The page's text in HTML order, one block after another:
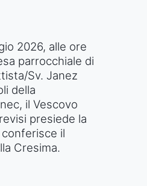
2026, alle ore
parrocchiale di
Sv. Janez
della
il Vescovo
presiede la
il
Cresima.